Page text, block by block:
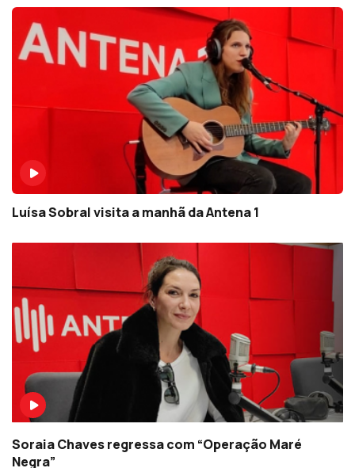
Luísa Sobral visita a manhã da Antena 1
Soraia Chaves regressa com “Operação Maré
Negra”